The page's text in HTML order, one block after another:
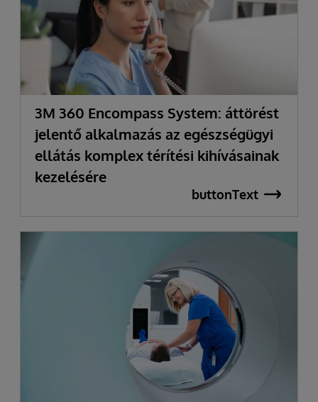
3M 360 Encompass System: áttörést
jelentő alkalmazás az egészségügyi
ellátás komplex térítési kihívásainak
kezelésére
buttonText